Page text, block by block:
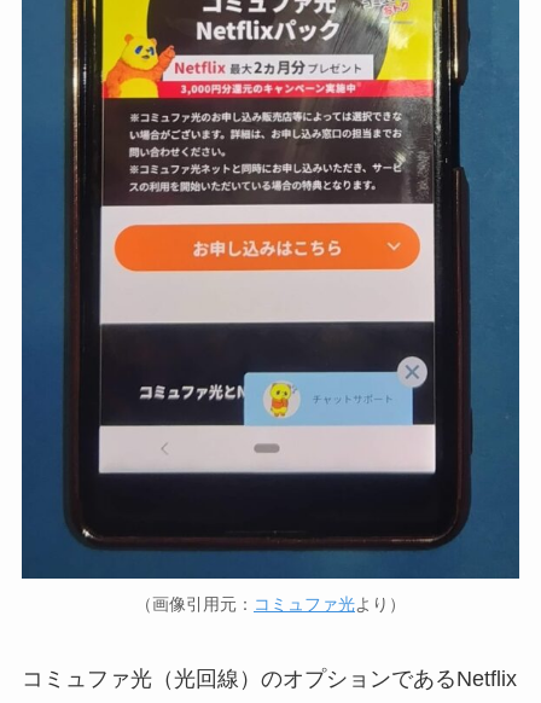
（画像引用元： コミュファ光より）
コミュファ光（光回線）のオプションであるNetflix